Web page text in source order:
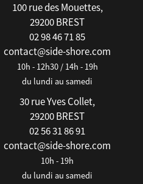
100 rue des Mouettes,
29200 BREST
02 98 46 71 85
contact@side-shore.com
10h - 12h30 / 14h - 19h
du lundi au samedi
30 rue Yves Collet,
29200 BREST
02 56 31 86 91
contact@side-shore.com
10h - 19h
du lundi au samedi